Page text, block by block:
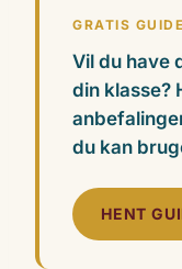
GRATIS
Vil du have
din klasse?
du kan
HENT